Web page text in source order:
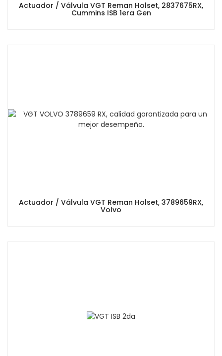
Actuador / Válvula VGT Reman Holset, 2837675RX,
Cummins ISB 1era Gen
Actuador / Válvula VGT Reman Holset, 3789659RX,
Volvo